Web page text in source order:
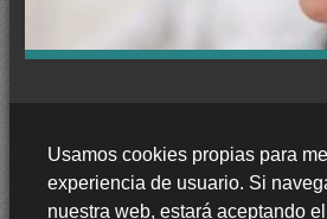
Usamos cookies propias para
experiencia de usuario. Si
nuestra web, estará aceptando
Pintar en Salobreña
Pintar en Pinos Puente
Pintar en Íllora
Trabajamos enGranaday si
contacto con nosotros a través
de contacto o